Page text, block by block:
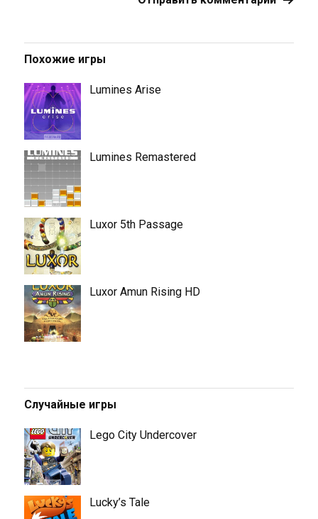
Похожие игры
Lumines Arise
Lumines Remastered
Luxor 5th Passage
Luxor Amun Rising HD
Случайные игры
Lego City Undercover
Lucky’s Tale